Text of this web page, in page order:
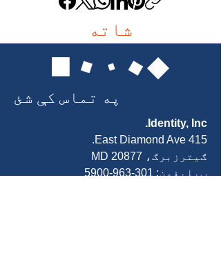
شاته
په تماس کې شئ
Identity, Inc.
415 East Diamond Ave.
ګیترزبرګ، MD 20877
ټیلیفون: 301-963-5900